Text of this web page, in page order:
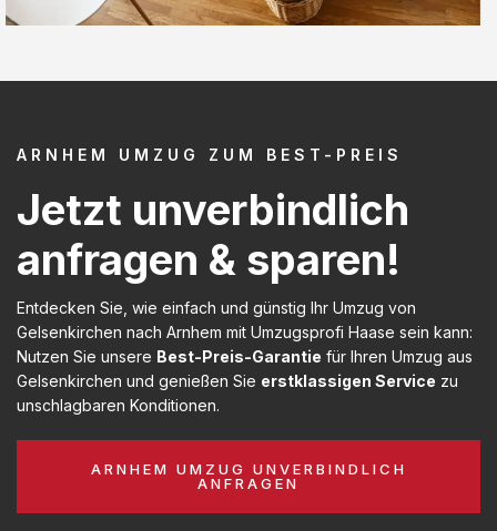
ARNHEM UMZUG ZUM BEST-PREIS
Jetzt unverbindlich
anfragen & sparen!
Entdecken Sie, wie einfach und günstig Ihr Umzug von
Gelsenkirchen nach Arnhem mit Umzugsprofi Haase sein kann:
Nutzen Sie unsere Best-Preis-Garantie für Ihren Umzug aus
Gelsenkirchen und genießen Sie erstklassigen Service zu
unschlagbaren Konditionen.
ARNHEM UMZUG UNVERBINDLICH
ANFRAGEN